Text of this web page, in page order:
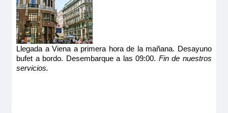
Llegada a Viena a primera hora de la mañana. Desayuno
bufet a bordo. Desembarque a las 09:00. Fin de nuestros
servicios.